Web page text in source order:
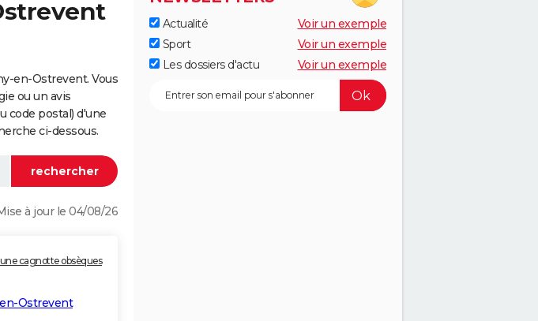
en-Ostrevent. Vous
ou un avis
code postal) d'une
ci-dessous.
à jour le 04/08/26
cagnotte obsèques
Ostrevent
Actualité
Voir un exemple
Sport
Voir un exemple
Les dossiers d'actu
Voir un exemple